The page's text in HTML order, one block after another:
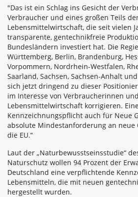
"Das ist ein Schlag ins Gesicht der
Verbraucher und eines großen Teils
Lebensmittelwirtschaft, die seit vielen
transparente, gentechnikfreie
Bundesländern investiert hat. Die
Württemberg, Berlin, Brandenburg,
Vorpommern, Nordrhein-Westfalen,
Saarland, Sachsen, Sachsen-Anhalt
sich jetzt dringend zu dieser
im Interesse von Verbraucherinnen
Lebensmittelwirtschaft korrigieren.
Kennzeichnungspflicht auch für Neue
absolute Mindestanforderung an neue
die EU.“
Laut der „Naturbewusstseinsstudie“
Naturschutz wollen 94 Prozent der
Deutschland eine verpflichtende
Lebensmitteln, die mit neuen
hergestellt wurden.